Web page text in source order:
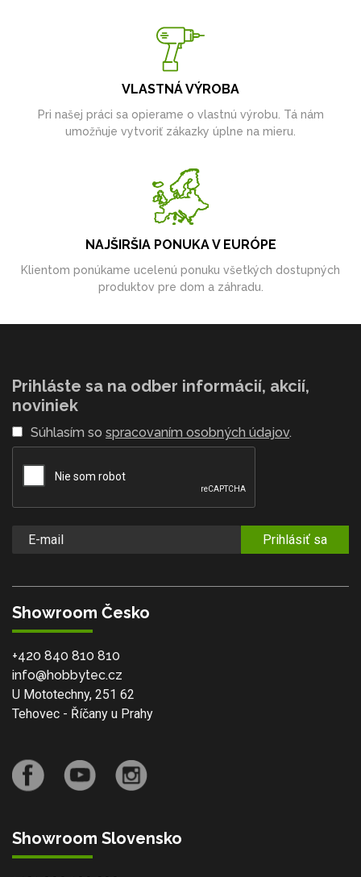
VLASTNÁ VÝROBA
Pri našej práci sa opierame o vlastnú výrobu. Tá nám
umožňuje vytvoriť zákazky úplne na mieru.
NAJŠIRŠIA PONUKA V EURÓPE
Klientom ponúkame ucelenú ponuku všetkých dostupných
produktov pre dom a záhradu.
Prihláste sa na odber informácií, akcií,
noviniek
Súhlasím so spracovaním osobných údajov.
Prihlásiť sa
Showroom Česko
+420 840 810 810
info@hobbytec.cz
U Mototechny, 251 62
Tehovec - Říčany u Prahy
Showroom Slovensko